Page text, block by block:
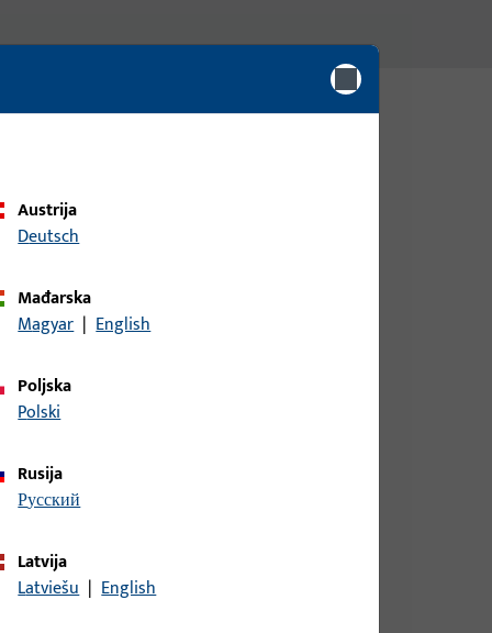
RUND VERZINKT, FUER TREIBRIEGEL- SCHLOSS,
modela B 9000
Austrija
Deutsch
Mađarska
Magyar | English
Poljska
Polski
Rusija
русский
Latvija
Latviešu | English